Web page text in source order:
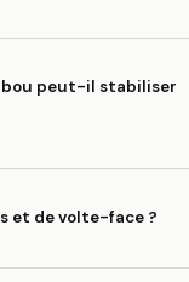
peut-il stabiliser
et de volte-face ?